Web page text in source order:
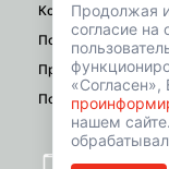
Продолжая
согласие на
нашем
Контакты
Помощь
Правила
Политика